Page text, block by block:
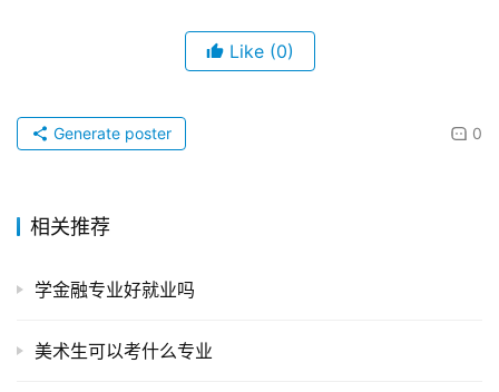
Like (0)
0
Generate poster
相关推荐
学金融专业好就业吗
美术生可以考什么专业